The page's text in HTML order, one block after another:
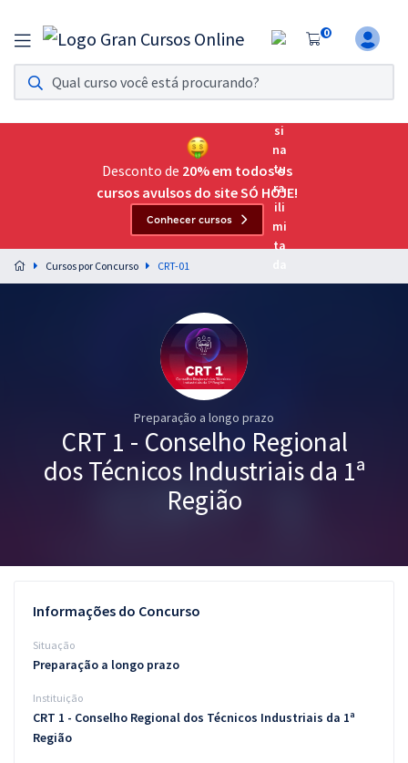
0
Assinatura Ilimitada 11
Acesso a todos os cursos. Teste grátis por 7 dias!
Assinatura OAB Até Passar
Acesso ilimitado a toda preparação para o Exame da
Preparação completa e intensiva para as principais
residências em saúde do Brasil
Graduação
Blog
Aprovados
Desconto de 20% em todos os
cursos avulsos do site SÓ HOJE!
Conhecer cursos
Cursos por Concurso CRT-01
Preparação a longo prazo
CRT 1 - Conselho Regional
dos Técnicos Industriais da 1ª
Região
Informações do Concurso
Situação
Preparação a longo prazo
Instituição
CRT 1 - Conselho Regional dos Técnicos Industriais da 1ª
Região